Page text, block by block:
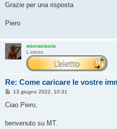
Grazie per una risposta
Piero
microciccio
L'eletto
Re: Come caricare le vostre
M
s
g
13 giugno 2022, 10:31
Ciao Piero,
benvenuto su MT.